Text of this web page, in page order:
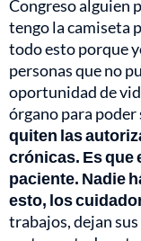
Congreso alguien
tengo la camiseta
todo esto porque
personas que no
oportunidad de
órgano para poder
quiten las
crónicas. Es que
paciente. Nadie
esto, los
trabajos, dejan